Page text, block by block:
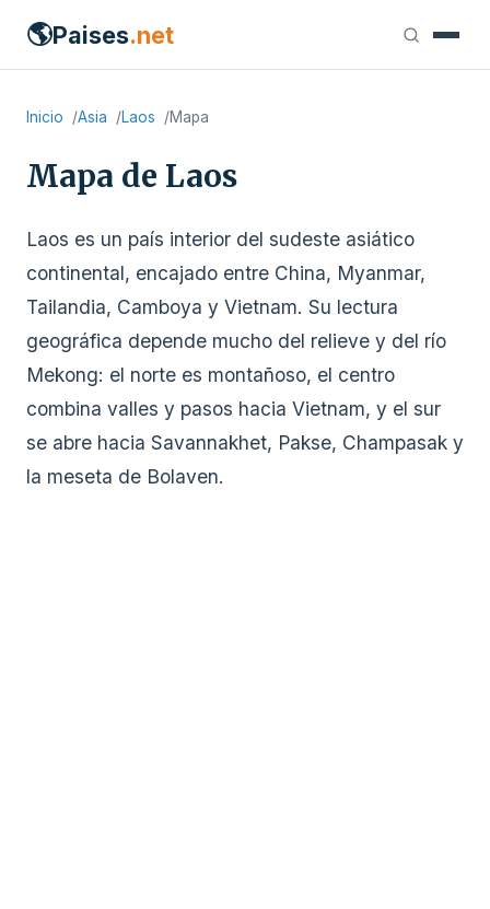
🌎Paises.net
Inicio Asia Laos Mapa
Mapa de Laos
Laos es un país interior del sudeste asiático
continental, encajado entre China, Myanmar,
Tailandia, Camboya y Vietnam. Su lectura
geográfica depende mucho del relieve y del río
Mekong: el norte es montañoso, el centro
combina valles y pasos hacia Vietnam, y el sur
se abre hacia Savannakhet, Pakse, Champasak y
la meseta de Bolaven.